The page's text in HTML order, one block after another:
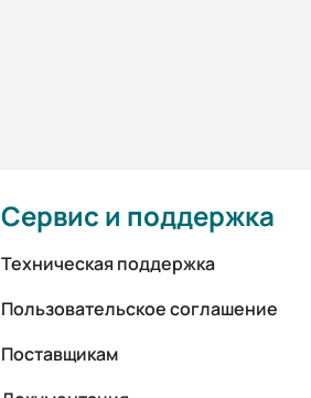
Сервис и поддержка
Техническая поддержка
Пользовательское соглашение
Поставщикам